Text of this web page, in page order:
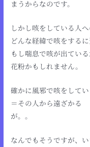
まうからなのです。
しかし咳をしている人
どんな経緯で咳をする
もし喘息で咳が出てい
花粉かもしれません。
確かに風邪で咳をして
＝その人から遠ざかる
が。。
なんでもそうですが、